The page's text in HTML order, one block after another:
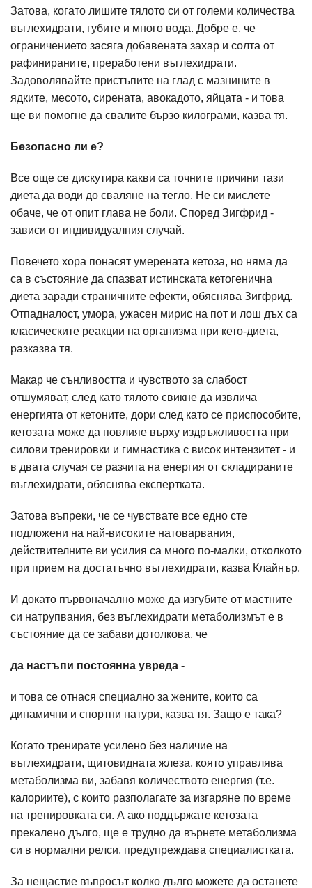
Затова, когато лишите тялото си от големи количества
въглехидрати, губите и много вода. Добре е, че
ограничението засяга добавената захар и солта от
рафинираните, преработени въглехидрати.
Задоволявайте пристъпите на глад с мазнините в
ядките, месото, сирената, авокадото, яйцата - и това
ще ви помогне да свалите бързо килограми, казва тя.
Безопасно ли е?
Все още се дискутира какви са точните причини тази
диета да води до сваляне на тегло. Не си мислете
обаче, че от опит глава не боли. Според Зигфрид -
зависи от индивидуалния случай.
Повечето хора понасят умерената кетоза, но няма да
са в състояние да спазват истинската кетогенична
диета заради страничните ефекти, обяснява Зигфрид.
Отпадналост, умора, ужасен мирис на пот и лош дъх са
класическите реакции на организма при кето-диета,
разказва тя.
Макар че сънливостта и чувството за слабост
отшумяват, след като тялото свикне да извлича
енергията от кетоните, дори след като се приспособите,
кетозата може да повлияе върху издръжливостта при
силови тренировки и гимнастика с висок интензитет - и
в двата случая се разчита на енергия от складираните
въглехидрати, обяснява експертката.
Затова въпреки, че се чувствате все едно сте
подложени на най-високите натоварвания,
действителните ви усилия са много по-малки, отколкото
при прием на достатъчно въглехидрати, казва Клайнър.
И докато първоначално може да изгубите от мастните
си натрупвания, без въглехидрати метаболизмът е в
състояние да се забави дотолкова, че
да настъпи постоянна увреда -
и това се отнася специално за жените, които са
динамични и спортни натури, казва тя. Защо е така?
Когато тренирате усилено без наличие на
въглехидрати, щитовидната жлеза, която управлява
метаболизма ви, забавя количеството енергия (т.е.
калориите), с които разполагате за изгаряне по време
на тренировката си. А ако поддържате кетозата
прекалено дълго, ще е трудно да върнете метаболизма
си в нормални релси, предупреждава специалистката.
За нещастие въпросът колко дълго можете да останете